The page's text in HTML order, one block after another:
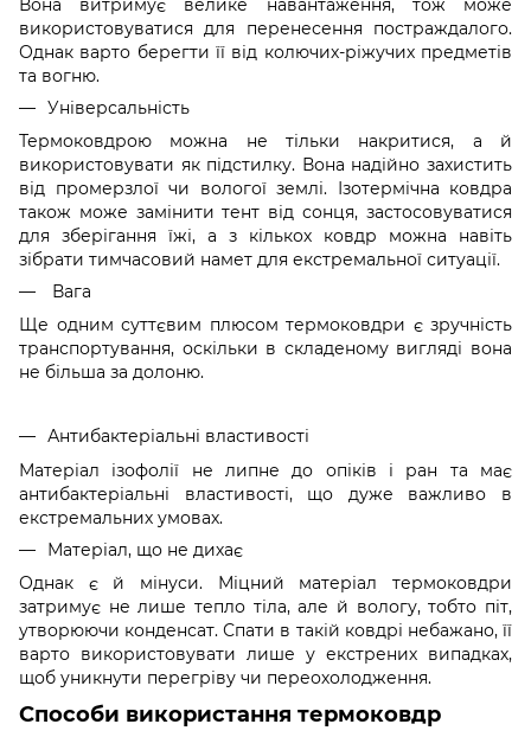
Вона витримує велике навантаження, тож може
використовуватися для перенесення постраждалого.
Однак варто берегти її від колючих-ріжучих предметів
та вогню.
Універсальність
Термоковдрою можна не тільки накритися, а й
використовувати як підстилку. Вона надійно захистить
від промерзлої чи вологої землі. Ізотермічна ковдра
також може замінити тент від сонця, застосовуватися
для зберігання їжі, а з кількох ковдр можна навіть
зібрати тимчасовий намет для екстремальної ситуації.
Вага
Ще одним суттєвим плюсом термоковдри є зручність
транспортування, оскільки в складеному вигляді вона
не більша за долоню.
Антибактеріальні властивості
Матеріал ізофолії не липне до опіків і ран та має
антибактеріальні властивості, що дуже важливо в
екстремальних умовах.
Матеріал, що не дихає
Однак є й мінуси. Міцний матеріал термоковдри
затримує не лише тепло тіла, але й вологу, тобто піт,
утворюючи конденсат. Спати в такій ковдрі небажано, її
варто використовувати лише у екстрених випадках,
щоб уникнути перегріву чи переохолодження.
Способи використання термоковдр